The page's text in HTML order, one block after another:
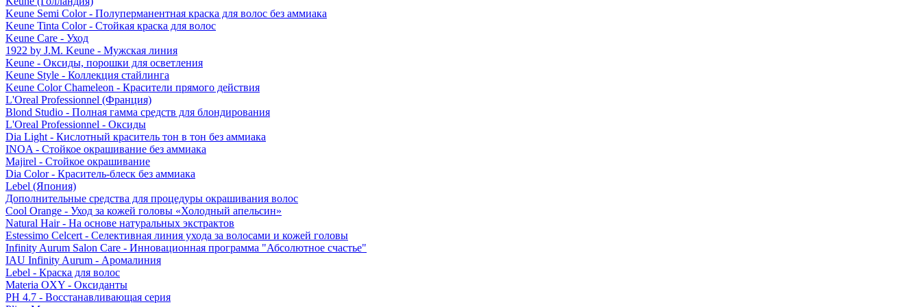
Keune Semi Color - Полуперманентная краска для волос без аммиака
Keune Tinta Color - Стойкая краска для волос
Keune Care - Уход
1922 by J.M. Keune - Мужская линия
Keune - Оксиды, порошки для осветления
Keune Style - Коллекция стайлинга
Keune Color Chameleon - Красители прямого действия
L'Oreal Professionnel (Франция)
Blond Studio - Полная гамма средств для блондирования
L'Oreal Professionnel - Оксиды
Dia Light - Кислотный краситель тон в тон без аммиака
INOA - Стойкое окрашивание без аммиака
Majirel - Стойкое окрашивание
Dia Color - Краситель-блеск без аммиака
Lebel (Япония)
Дополнительные средства для процедуры окрашивания волос
Cool Orange - Уход за кожей головы «Холодный апельсин»
Natural Hair - На основе натуральных экстрактов
Estessimo Celcert - Селективная линия ухода за волосами и кожей головы
Infinity Aurum Salon Care - Инновационная программа "Абсолютное счастье"
IAU Infinity Aurum - Аромалиния
Lebel - Краска для волос
Materia OXY - Оксиданты
PH 4.7 - Восстанавливающая серия